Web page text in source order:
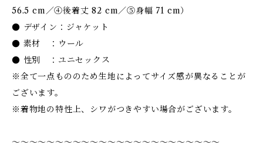
56.5 cm／④後着丈 82 cm／⑤身幅 71 cm）
● デザイン：ジャケット
● 素材 ：ウール
● 性別 ：ユニセックス
※全て一点もののため生地によってサイズ感が異なることが
ございます。
※着物地の特性上、シワがつきやすい場合がございます。
〜〜〜〜〜〜〜〜〜〜〜〜〜〜〜〜〜〜〜〜〜〜〜〜